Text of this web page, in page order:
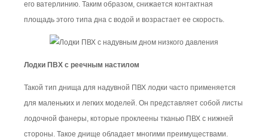
его ватерлинию. Таким образом, снижается контактная
площадь этого типа дна с водой и возрастает ее скорость.
Лодки ПВХ с реечным настилом
Такой тип днища для надувной ПВХ лодки часто применяется
для маленьких и легких моделей. Он представляет собой листы
лодочной фанеры, которые проклеены тканью ПВХ с нижней
стороны. Такое днище обладает многими преимуществами.